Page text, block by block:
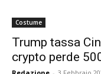
Costume
Trump tassa
crypto perde